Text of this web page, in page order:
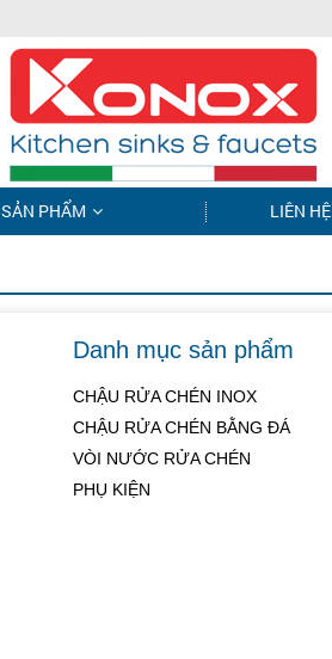
SẢN PHẨM LIÊN HỆ
Danh mục sản phẩm
CHẬU RỬA CHÉN INOX
CHẬU RỬA CHÉN BẰNG ĐÁ
VÒI NƯỚC RỬA CHÉN
PHỤ KIỆN